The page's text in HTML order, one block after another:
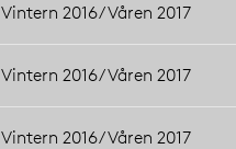
Vintern 2016/Våren 2017
Vintern 2016/Våren 2017
Vintern 2016/Våren 2017